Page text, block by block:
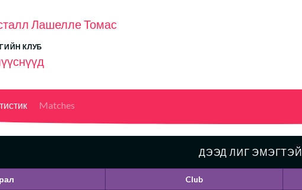
Лашелле Томас
КЛУБ
Matches
ДЭЭД ЛИГ ЭМЭГТЭЙ
Club